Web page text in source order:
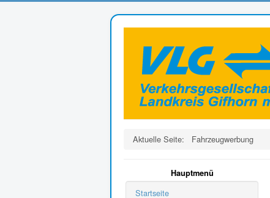
Aktuelle Seite: Fahrzeugwerbung
Hauptmenü
Startseite